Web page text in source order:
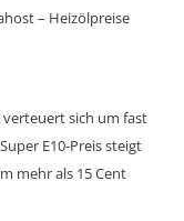
– Heizölpreise
verteuert sich um fast
E10-Preis steigt
mehr als 15 Cent